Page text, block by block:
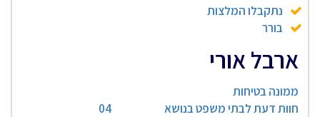
נתקבלו המלצות
בורר
ארבל אורי
ממונה בטיחות
חוות דעת לבתי משפט בנושא
04